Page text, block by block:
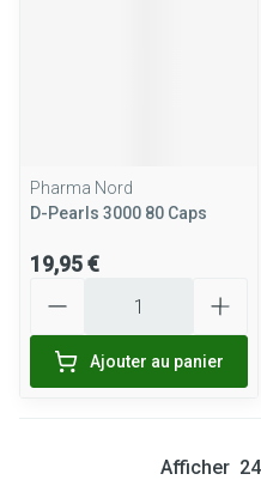
Pharma Nord
D-Pearls 3000 80 Caps
19,95 €
Ajouter au panier
Afficher